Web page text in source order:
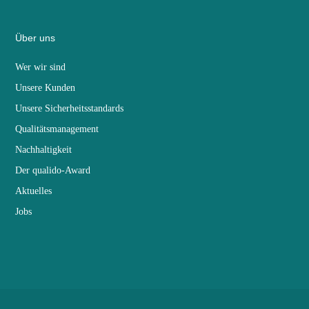
Über uns
Wer wir sind
Unsere Kunden
Unsere Sicherheitsstandards
Qualitätsmanagement
Nachhaltigkeit
Der qualido-Award
Aktuelles
Jobs